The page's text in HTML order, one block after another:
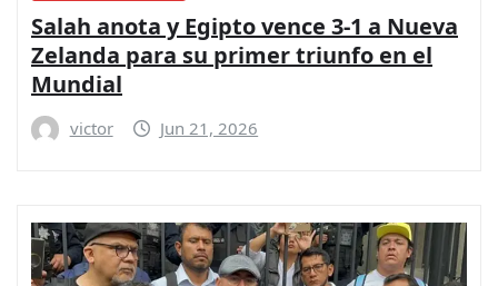
Salah anota y Egipto vence 3-1 a Nueva
Zelanda para su primer triunfo en el
Mundial
victor Jun 21, 2026